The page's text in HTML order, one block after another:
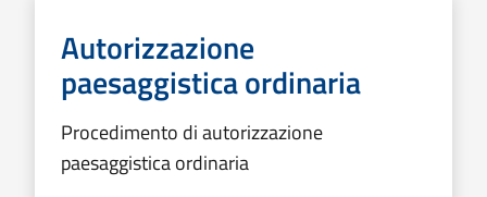
Autorizzazione
paesaggistica ordinaria
Procedimento di autorizzazione
paesaggistica ordinaria